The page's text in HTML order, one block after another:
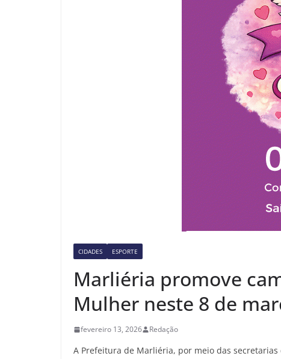
CIDADES ESPORTE
Marliéria promove
Mulher neste 8 de
fevereiro 13, 2026 Redação
A Prefeitura de Marliéria, por meio das